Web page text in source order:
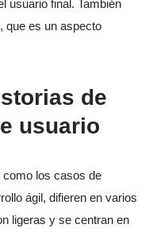
usuario final. También
que es un aspecto
de
usuario
como los casos de
ágil, difieren en varios
ligeras y se centran en